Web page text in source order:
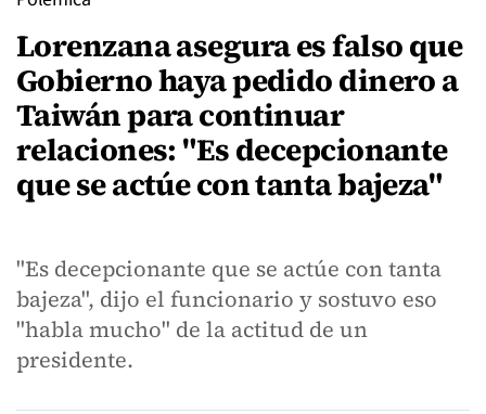
Lorenzana asegura es falso que
Gobierno haya pedido dinero a
Taiwán para continuar
relaciones: "Es decepcionante
que se actúe con tanta bajeza"
"Es decepcionante que se actúe con tanta
bajeza", dijo el funcionario y sostuvo eso
"habla mucho" de la actitud de un
presidente.